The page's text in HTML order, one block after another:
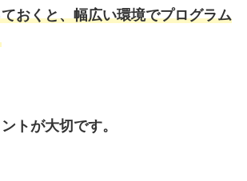
おくと、幅広い環境でプログラム
トが大切です。